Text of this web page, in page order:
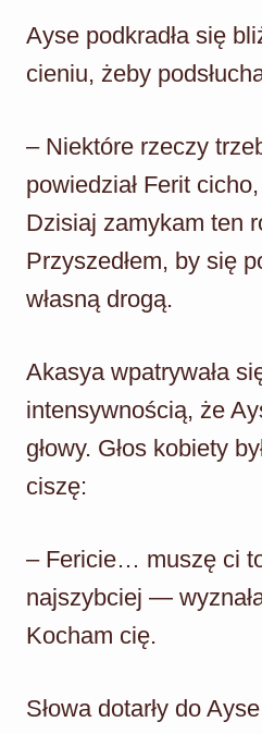
Ayse podkradła się
cieniu, żeby
– Niektóre rzeczy
powiedział Ferit
Dzisiaj zamykam ten
Przyszedłem, by się
własną drogą.
Akasya wpatrywała
intensywnością, że
głowy. Głos kobiety
ciszę:
– Fericie… muszę ci
najszybciej —
Kocham cię.
Słowa dotarły do